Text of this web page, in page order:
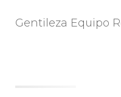
Gentileza Equipo